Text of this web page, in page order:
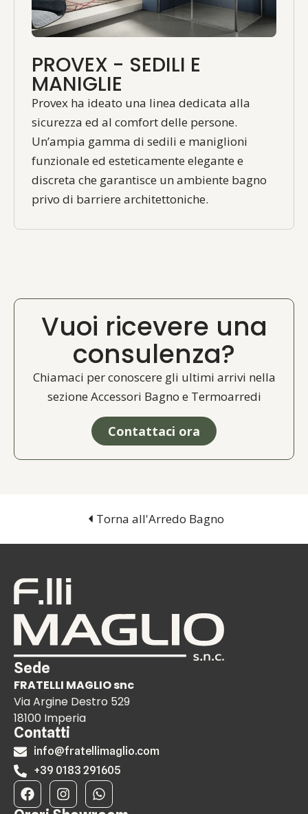
PROVEX - SEDILI E
MANIGLIE
Provex ha ideato una linea dedicata alla
sicurezza ed al comfort delle persone.
Un’ampia gamma di sedili e maniglioni
funzionale ed esteticamente elegante e
discreta che garantisce un ambiente bagno
privo di barriere architettoniche.
Vuoi ricevere una
consulenza?
Chiamaci per conoscere gli ultimi arrivi nella
sezione Accessori Bagno e Termoarredi
Contattaci ora
Torna all'Arredo Bagno
Sede
FRATELLI MAGLIO snc
Via Argine Destro 529
18100 Imperia
Contatti
info@fratellimaglio.com
+39 0183 291605